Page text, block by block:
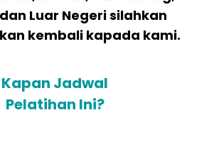
Luar Negeri silahkan
kembali kapada kami.
Kapan Jadwal
Pelatihan Ini?